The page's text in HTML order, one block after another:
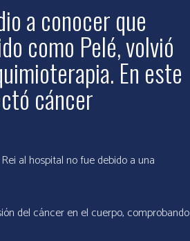
a conocer que
como Pelé, volvió
En este
cáncer
al hospital no fue debido a una
del cáncer en el cuerpo, comprobando